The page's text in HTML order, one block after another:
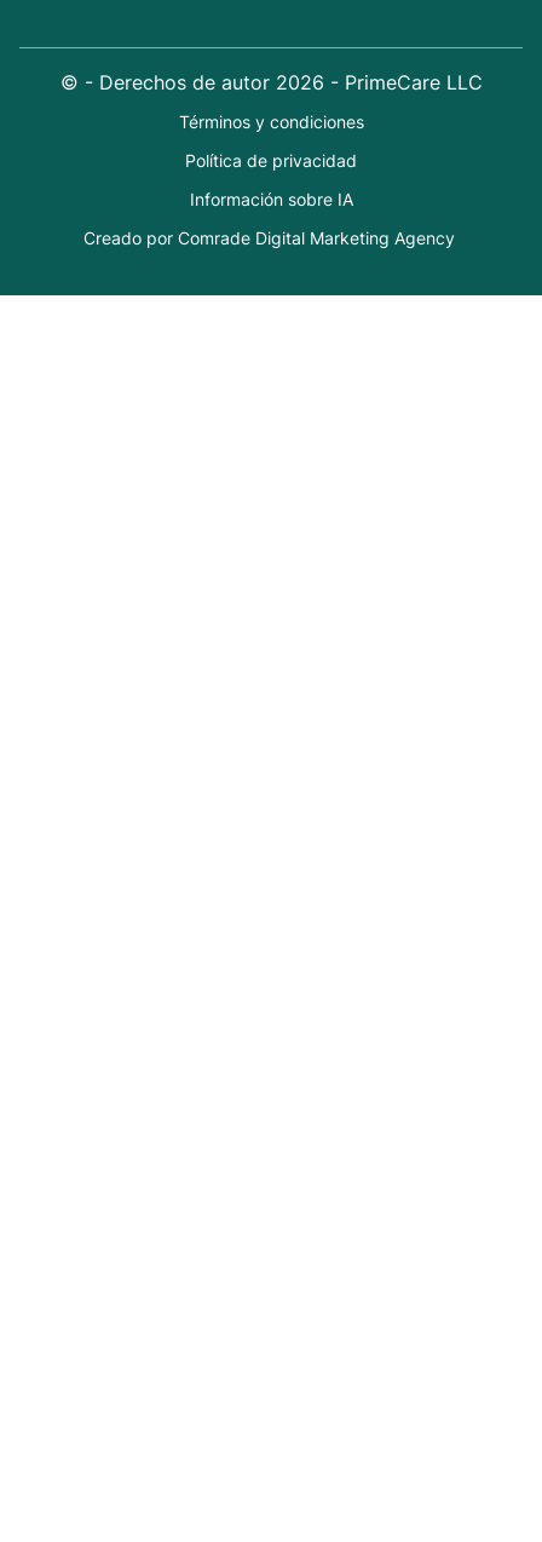
© - Derechos de autor 2026 - PrimeCare LLC
Términos y condiciones
Política de privacidad
Información sobre IA
Creado por Comrade Digital Marketing Agency